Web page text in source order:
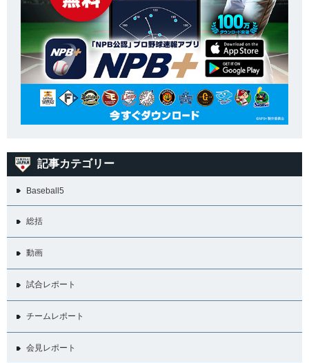
記事カテゴリー
Baseball5
総括
動画
試合レポート
チームレポート
会見レポート